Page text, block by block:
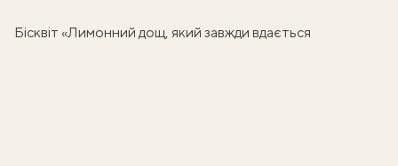
Бісквіт «Лимонний дощ, який завжди вдається